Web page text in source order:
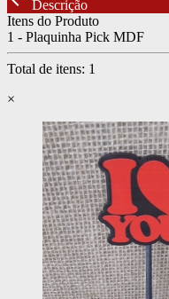
Descrição
Itens do Produto
1 - Plaquinha Pick MDF
Total de itens: 1
×